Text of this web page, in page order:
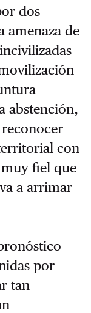
dos
amenaza de
abstención,
con
fiel que
a arrimar
por
tan